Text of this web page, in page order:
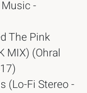
-
The Pink
MIX) (Ohral
(Lo-Fi Stereo -